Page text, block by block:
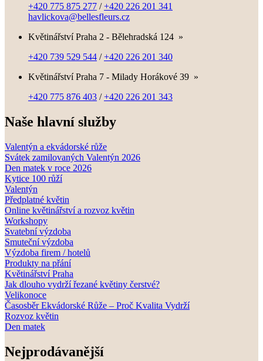
+420 775 875 277 /+420 226 201 341
havlickova@bellesfleurs.cz
Květinářství Praha 2 - Bělehradská 124 »
+420 739 529 544 /+420 226 201 340
Květinářství Praha 7 - Milady Horákové 39 »
+420 775 876 403 /+420 226 201 343
Naše hlavní služby
Valentýn a ekvádorské růže
Svátek zamilovaných Valentýn 2026
Den matek v roce 2026
Kytice 100 růží
Valentýn
Předplatné květin
Online květinářství a rozvoz květin
Workshopy
Svatební výzdoba
Smuteční výzdoba
Výzdoba firem / hotelů
Produkty na přání
Květinářství Praha
Jak dlouho vydrží řezané květiny čerstvé?
Velikonoce
Časosběr Ekvádorské Růže – Proč Kvalita Vydrží
Rozvoz květin
Den matek
Nejprodávanější